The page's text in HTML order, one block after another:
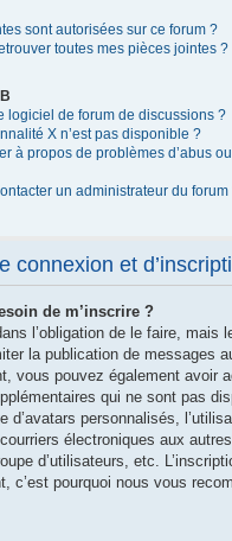
sont autorisées sur ce forum ?
toutes mes pièces jointes ?
logiciel de forum de discussions ?
X n’est pas disponible ?
à propos de problèmes d’abus
un administrateur du forum
connexion et
de m’inscrire ?
l’obligation de le faire, mais
la publication de messages
vous pouvez également avoir
qui ne sont pas
d’avatars personnalisés,
électroniques aux
d’utilisateurs, etc.
c’est pourquoi nous vous